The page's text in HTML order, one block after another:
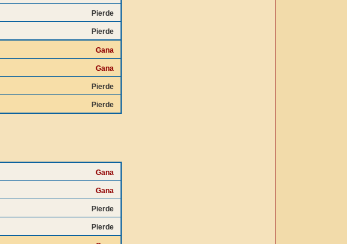
Pierde
Pierde
Gana
Gana
Pierde
Pierde
Gana
Gana
Pierde
Pierde